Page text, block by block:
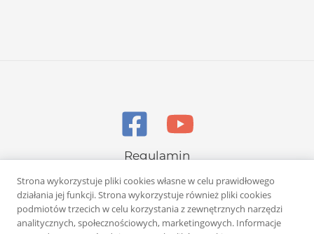
Regulamin
Polityka prywatności
Strona wykorzystuje pliki cookies własne w celu prawidłowego
działania jej funkcji. Strona wykorzystuje również pliki cookies
podmiotów trzecich w celu korzystania z zewnętrznych narzędzi
analitycznych, społecznościowych, marketingowych. Informacje